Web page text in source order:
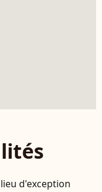
d'exception